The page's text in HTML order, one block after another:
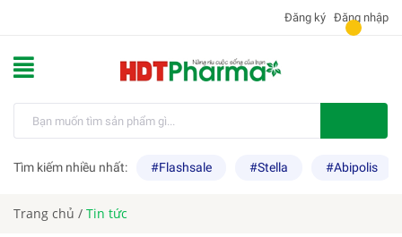
Đăng ký Đăng nhập
Tìm kiếm nhiều nhất: #Flashsale #Stella #Abipolis
Trang chủ / Tin tức